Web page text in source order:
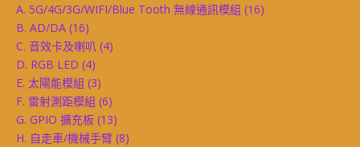
A. 5G/4G/3G/WIFI/Blue Tooth 無線通訊模組 (16)
B. AD/DA (16)
C. 音效卡及喇叭 (4)
D. RGB LED (4)
E. 太陽能模組 (3)
F. 雷射測距模組 (6)
G. GPIO 擴充板 (13)
H. 自走車/機械手臂 (8)